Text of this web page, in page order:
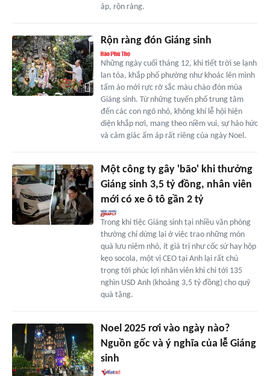
áp, rộn ràng.
Rộn ràng đón Giáng sinh
Những ngày cuối tháng 12, khi tiết trời se lạnh
lan tỏa, khắp phố phường như khoác lên mình
tấm áo mới rực rỡ sắc màu chào đón mùa
Giáng sinh. Từ những tuyến phố trung tâm
đến các con ngõ nhỏ, không khí lễ hội hiện
diện khắp nơi, mang theo niềm vui, sự háo hức
và cảm giác ấm áp rất riêng của ngày Noel.
Một công ty gây 'bão' khi thưởng
Giáng sinh 3,5 tỷ đồng, nhân viên
mới có xe ô tô gần 2 tỷ
Trong khi tiệc Giáng sinh tại nhiều văn phòng
thường chỉ dừng lại ở việc trao những món
quà lưu niệm nhỏ, ít giá trị như cốc sứ hay hộp
kẹo socola, một vị CEO tại Anh lại rất chú
trọng tới phúc lợi nhân viên khi chi tới 135
nghìn USD Anh (khoảng 3,5 tỷ đồng) cho quỹ
quà tặng.
Noel 2025 rơi vào ngày nào?
Nguồn gốc và ý nghĩa của lễ Giáng
sinh